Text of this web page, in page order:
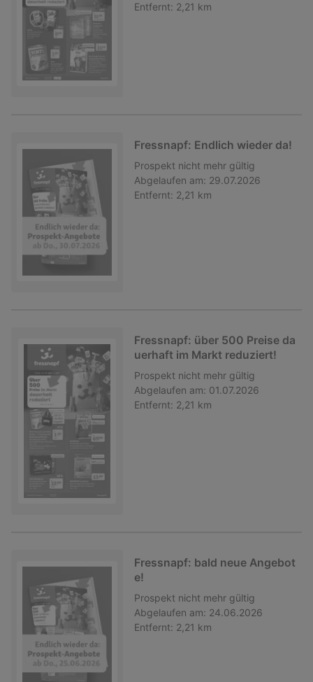
Entfernt: 2,21 km
Fressnapf: Endlich wieder da!
Prospekt nicht mehr gültig
Abgelaufen am: 29.07.2026
Entfernt: 2,21 km
Fressnapf: über 500 Preise da
uerhaft im Markt reduziert!
Prospekt nicht mehr gültig
Abgelaufen am: 01.07.2026
Entfernt: 2,21 km
Fressnapf: bald neue Angebot
e!
Prospekt nicht mehr gültig
Abgelaufen am: 24.06.2026
Entfernt: 2,21 km